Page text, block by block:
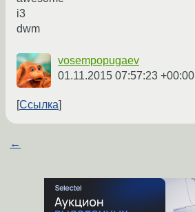
i3
dwm
vosempopugaev
01.11.2015 07:57:23 +00:00
Ссылка
←